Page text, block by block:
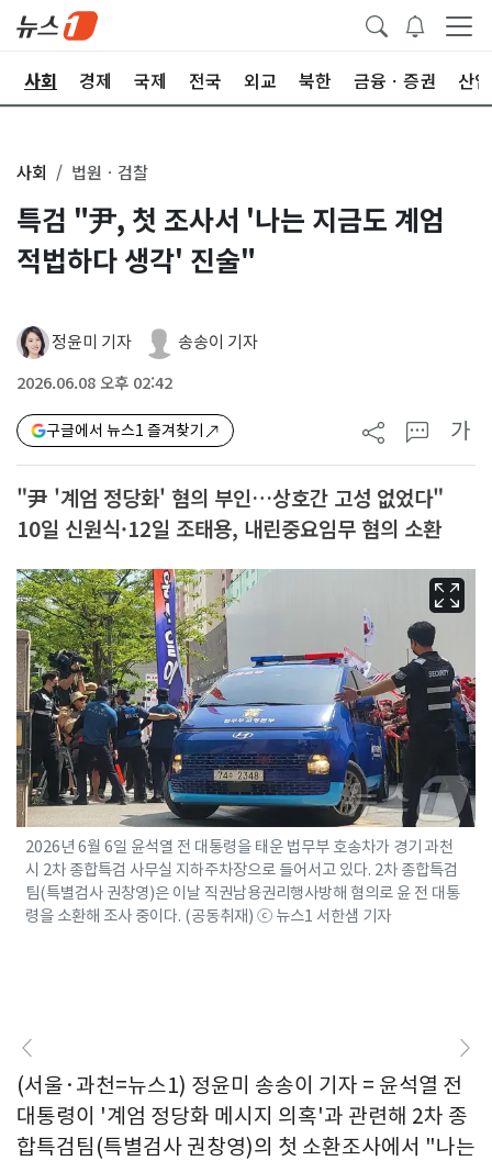
사회 경제 국제 전국 외교 북한 금융ㆍ증권 산업
사회 법원ㆍ검찰
특검 "尹, 첫 조사서 '나는 지금도 계엄
적법하다 생각' 진술"
정윤미 기자 송송이 기자
2026.06.08 오후 02:42
구글에서 뉴스1 즐겨찾기 가
"尹 '계엄 정당화' 혐의 부인…상호간 고성 없었다"
10일 신원식·12일 조태용, 내린중요임무 혐의 소환
2026년 6월 6일 윤석열 전 대통령을 태운 법무부 호송차가 경기 과천
시 2차 종합특검 사무실 지하주차장으로 들어서고 있다. 2차 종합특검
팀(특별검사 권창영)은 이날 직권남용권리행사방해 혐의로 윤 전 대통
령을 소환해 조사 중이다. (공동취재) ⓒ 뉴스1 서한샘 기자
(서울·과천=뉴스1) 정윤미 송송이 기자 = 윤석열 전
대통령이 '계엄 정당화 메시지 의혹'과 관련해 2차 종
합특검팀(특별검사 권창영)의 첫 소환조사에서 "나는